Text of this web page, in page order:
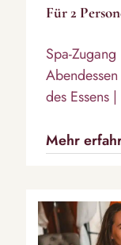
Für 2
Spa-
des Essens
Mehr